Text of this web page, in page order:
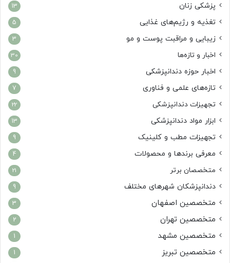
پزشکی زنان 13
تغذیه و رژیم‌های غذایی 5
زیبایی و مراقبت پوست و مو 3
اخبار و تازه‌ها 30
اخبار حوزه دندانپزشکی 9
تازه‌های علمی و فناوری 7
تجهیزات دندانپزشکی 22
ابزار مواد دندانپزشکی 13
تجهیزات مطب و کلینیک 9
معرفی برندها و محصولات 4
متخصصان برتر 21
دندانپزشکان شهرهای مختلف 9
متخصصین اصفهان 3
متخصصین تهران 2
متخصصین مشهد 1
متخصصین تبریز 1